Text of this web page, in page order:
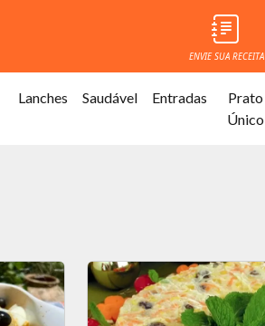
ENVIE SUA RECEITA
Lanches Saudável Entradas
Prato
Único